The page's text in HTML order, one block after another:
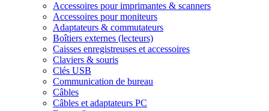
Accessoires pour imprimantes & scanners
Accessoires pour moniteurs
Adaptateurs & commutateurs
Boîtiers externes (lecteurs)
Caisses enregistreuses et accessoires
Claviers & souris
Clés USB
Communication de bureau
Câbles
Câbles et adaptateurs PC